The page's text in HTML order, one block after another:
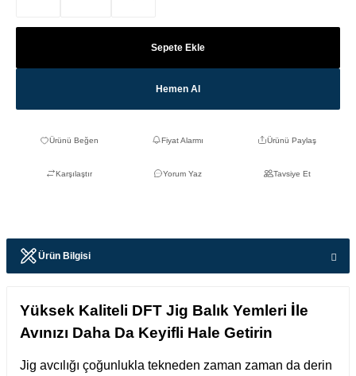
Sepete Ekle
Hemen Al
Fiyat Alarmı Ürünü Paylaş
Karşılaştır Yorum Yaz Tavsiye Et
Ürün Bilgisi
Yüksek Kaliteli DFT Jig Balık Yemleri İle
Avınızı Daha Da Keyifli Hale Getirin
Jig avcılığı çoğunlukla tekneden zaman zaman da derin